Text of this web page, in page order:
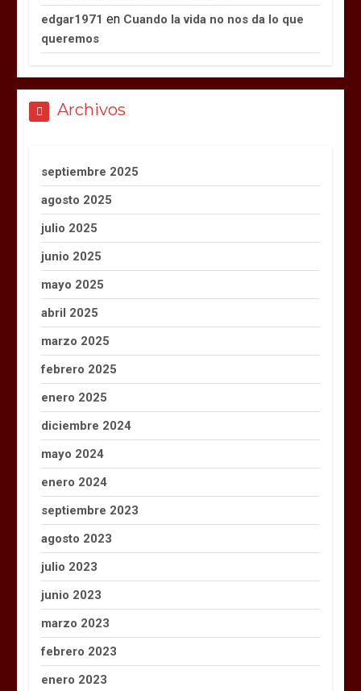
edgar1971 en Cuando la vida no nos da lo que
queremos
Archivos
septiembre 2025
agosto 2025
julio 2025
junio 2025
mayo 2025
abril 2025
marzo 2025
febrero 2025
enero 2025
diciembre 2024
mayo 2024
enero 2024
septiembre 2023
agosto 2023
julio 2023
junio 2023
marzo 2023
febrero 2023
enero 2023